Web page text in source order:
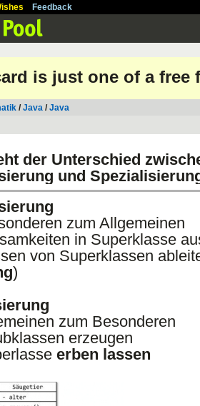
Feedback
is just one of a free
/Java /Java
der Unterschied
und
zum Allgemeinen
in Superklasse
von Superklassen
)
zum Besonderen
erzeugen
erben lassen